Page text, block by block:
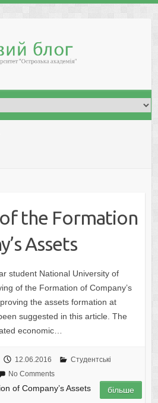
the Formation
Assets
student National University of
of the Formation of Company’s
the assets formation at
suggested in this article. The
economic…
12.06.2016
Студентські
No Comments
of Company’s Assets більше